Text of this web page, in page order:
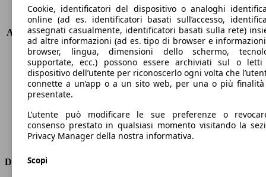
KW (PS)
92 kW (125 PS)
Accelerazione (0-100 km/h) 10.4s
Velocità massima (km/h)
198 km/h
Numero di marce
6
Coppia
170 nm
Cilindrata
999 ccm
Carburante
Cilindri
3
Trasmissione
Manuale
Tipo di trazione
trazione anteriore
Dimensioni
Cookie, identificatori del dispositivo o analoghi
online (ad es. identificatori basati sull’accesso,
assegnati casualmente, identificatori basati sulla rete)
ad altre informazioni (ad es. tipo di browser e
browser, lingua, dimensioni dello schermo,
supportate, ecc.) possono essere archiviati sul o
dispositivo dell’utente per riconoscerlo ogni volta che
connette a un’app o a un sito web, per una o più
presentate.
L’utente può modificare le sue preferenze o
consenso prestato in qualsiasi momento visitando la
Privacy Manager della nostra informativa.
Scopi